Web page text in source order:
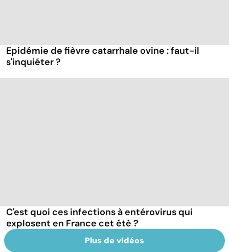
Epidémie de fièvre catarrhale ovine : faut-il
s'inquiéter ?
C'est quoi ces infections à entérovirus qui
explosent en France cet été ?
Plus de vidéos